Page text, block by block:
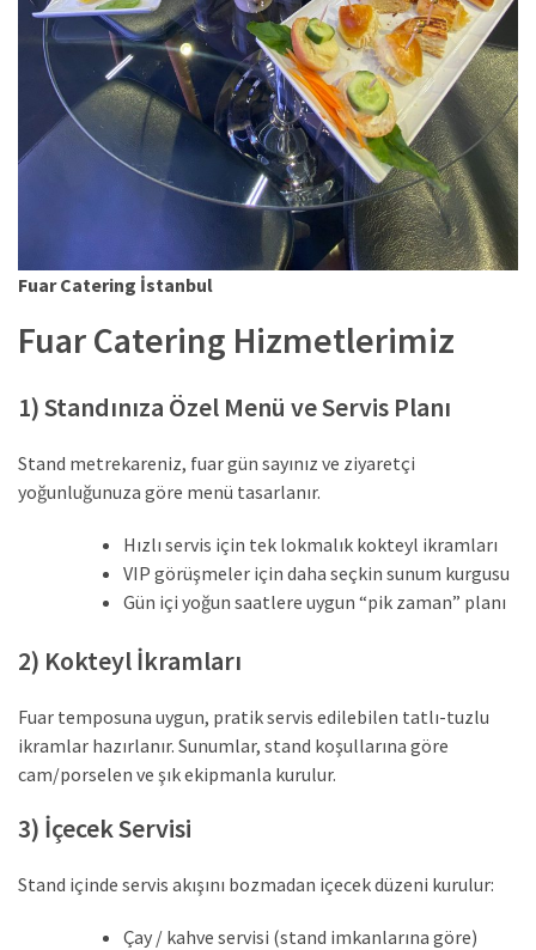
Fuar Catering İstanbul
Fuar Catering Hizmetlerimiz
1) Standınıza Özel Menü ve Servis Planı
Stand metrekareniz, fuar gün sayınız ve ziyaretçi
yoğunluğunuza göre menü tasarlanır.
Hızlı servis için tek lokmalık kokteyl ikramları
VIP görüşmeler için daha seçkin sunum kurgusu
Gün içi yoğun saatlere uygun “pik zaman” planı
2) Kokteyl İkramları
Fuar temposuna uygun, pratik servis edilebilen tatlı-tuzlu
ikramlar hazırlanır. Sunumlar, stand koşullarına göre
cam/porselen ve şık ekipmanla kurulur.
3) İçecek Servisi
Stand içinde servis akışını bozmadan içecek düzeni kurulur:
Çay / kahve servisi (stand imkanlarına göre)